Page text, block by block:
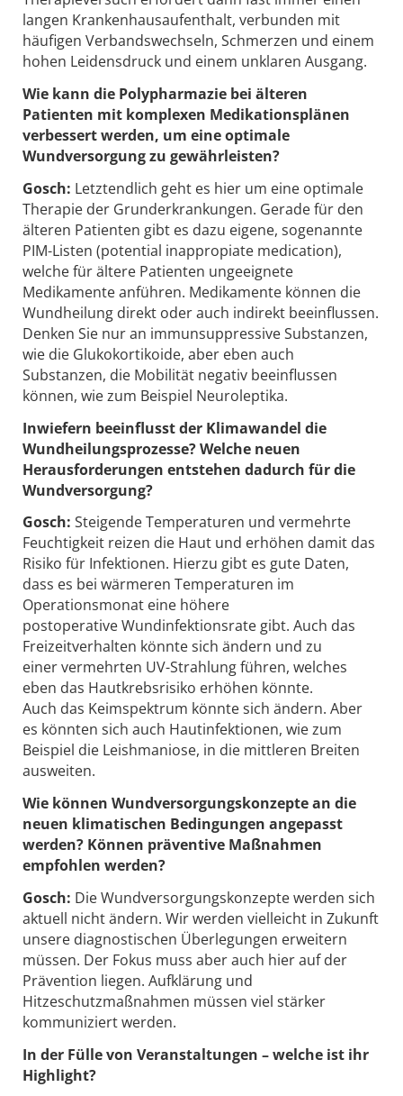
langen Krankenhausaufenthalt, verbunden mit
häufigen Verbandswechseln, Schmerzen und einem
hohen Leidensdruck und einem unklaren Ausgang.
Wie kann die Polypharmazie bei älteren
Patienten mit komplexen Medikationsplänen
verbessert werden, um eine optimale
Wundversorgung zu gewährleisten?
Gosch: Letztendlich geht es hier um eine optimale
Therapie der Grunderkrankungen. Gerade für den
älteren Patienten gibt es dazu eigene, sogenannte
PIM-Listen (potential inappropiate medication),
welche für ältere Patienten ungeeignete
Medikamente anführen. Medikamente können die
Wundheilung direkt oder auch indirekt beeinflussen.
Denken Sie nur an immunsuppressive Substanzen,
wie die Glukokortikoide, aber eben auch
Substanzen, die Mobilität negativ beeinflussen
können, wie zum Beispiel Neuroleptika.
Inwiefern beeinflusst der Klimawandel die
Wundheilungsprozesse? Welche neuen
Herausforderungen entstehen dadurch für die
Wundversorgung?
Gosch: Steigende Temperaturen und vermehrte
Feuchtigkeit reizen die Haut und erhöhen damit das
Risiko für Infektionen. Hierzu gibt es gute Daten,
dass es bei wärmeren Temperaturen im
Operationsmonat eine höhere
postoperative Wundinfektionsrate gibt. Auch das
Freizeitverhalten könnte sich ändern und zu
einer vermehrten UV-Strahlung führen, welches
eben das Hautkrebsrisiko erhöhen könnte.
Auch das Keimspektrum könnte sich ändern. Aber
es könnten sich auch Hautinfektionen, wie zum
Beispiel die Leishmaniose, in die mittleren Breiten
ausweiten.
Wie können Wundversorgungskonzepte an die
neuen klimatischen Bedingungen angepasst
werden? Können präventive Maßnahmen
empfohlen werden?
Gosch: Die Wundversorgungskonzepte werden sich
aktuell nicht ändern. Wir werden vielleicht in Zukunft
unsere diagnostischen Überlegungen erweitern
müssen. Der Fokus muss aber auch hier auf der
Prävention liegen. Aufklärung und
Hitzeschutzmaßnahmen müssen viel stärker
kommuniziert werden.
In der Fülle von Veranstaltungen – welche ist ihr
Highlight?